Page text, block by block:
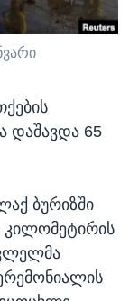
დაშავდა 65
ბურიზში